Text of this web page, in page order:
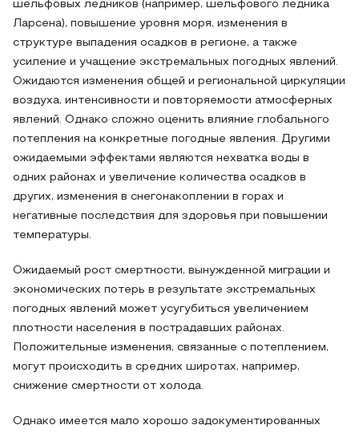
шельфовых ледников (например, шельфового ледника
Ларсена), повышение уровня моря, изменения в
структуре выпадения осадков в регионе, а также
усиление и учащение экстремальных погодных явлений.
Ожидаются изменения общей и региональной циркуляции
воздуха, интенсивности и повторяемости атмосферных
явлений. Однако сложно оценить влияние глобального
потепления на конкретные погодные явления. Другими
ожидаемыми эффектами являются нехватка воды в
одних районах и увеличение количества осадков в
других, изменения в снегонакоплении в горах и
негативные последствия для здоровья при повышении
температуры.
Ожидаемый рост смертности, вынужденной миграции и
экономических потерь в результате экстремальных
погодных явлений может усугубиться увеличением
плотности населения в пострадавших районах.
Положительные изменения, связанные с потеплением,
могут происходить в средних широтах, например,
снижение смертности от холода.
Однако имеется мало хорошо задокументированных